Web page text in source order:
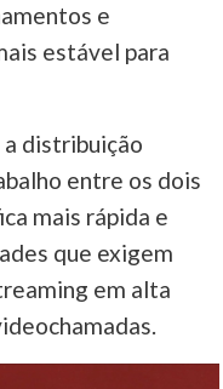
e
estável para
distribuição
entre os dois
mais rápida e
que exigem
em alta